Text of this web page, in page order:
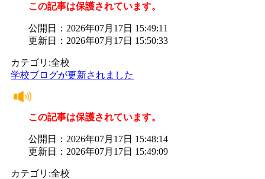
この記事は保護されています。
公開日：2026年07月17日 15:49:11
更新日：2026年07月17日 15:50:33
カテゴリ:全校
学校ブログが更新されました
この記事は保護されています。
公開日：2026年07月17日 15:48:14
更新日：2026年07月17日 15:49:09
カテゴリ:全校